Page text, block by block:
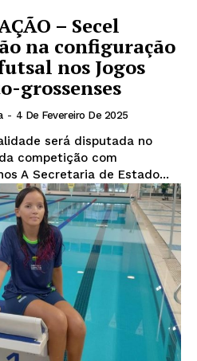
– Secel
na configuração
nos Jogos
grossenses
- 4 De Fevereiro De 2025
será disputada no
competição com
A Secretaria de Estado...